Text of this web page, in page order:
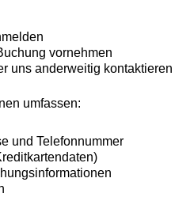
vornehmen
uns anderweitig kontaktieren
umfassen:
und Telefonnummer